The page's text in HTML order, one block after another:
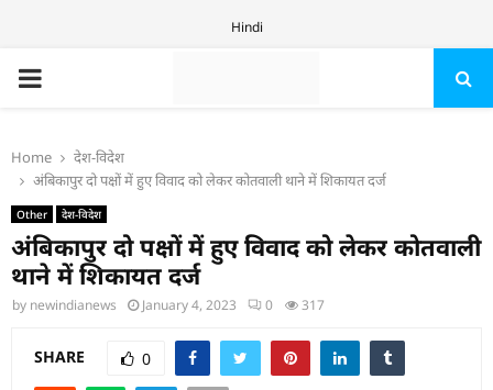
Hindi
PRIMARY
Home
देश-विदेश
अंबिकापुर दो पक्षों में हुए विवाद को लेकर कोतवाली थाने में शिकायत दर्ज
Other देश-विदेश
अंबिकापुर दो पक्षों में हुए विवाद को लेकर कोतवाली
थाने में शिकायत दर्ज
by newindianews January 4, 2023 0 317
SHARE 0